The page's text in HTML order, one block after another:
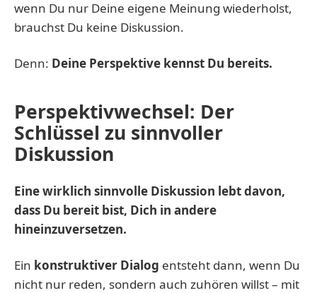
wenn Du nur Deine eigene Meinung wiederholst,
brauchst Du keine Diskussion.
Denn: Deine Perspektive kennst Du bereits.
Perspektivwechsel: Der
Schlüssel zu sinnvoller
Diskussion
Eine wirklich sinnvolle Diskussion lebt davon,
dass Du bereit bist, Dich in andere
hineinzuversetzen.
Ein konstruktiver Dialog entsteht dann, wenn Du
nicht nur reden, sondern auch zuhören willst – mit